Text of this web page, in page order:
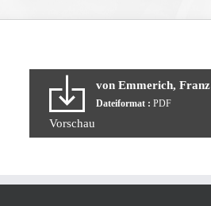
von Emmerich, Franz
Dateiformat : PDF
Vorschau